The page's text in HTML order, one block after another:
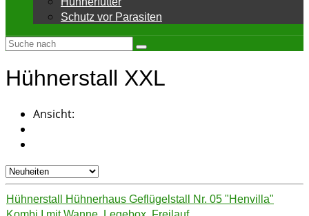
Schutz vor Parasiten
Hühnerstall XXL
Ansicht:
Hühnerstall Hühnerhaus Geflügelstall Nr. 05 "Henvilla"